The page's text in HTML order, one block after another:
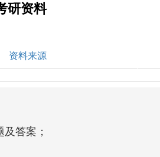
研资料
资料来源
答案；